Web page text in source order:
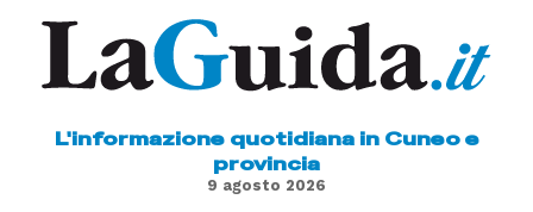
L'informazione quotidiana in Cuneo e
provincia
9 agosto 2026